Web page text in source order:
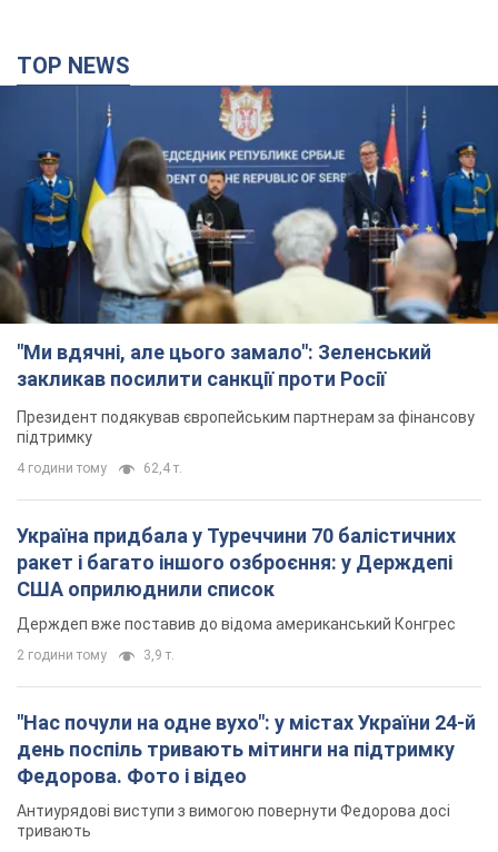
TOP NEWS
"Ми вдячні, але цього замало": Зеленський
закликав посилити санкції проти Росії
Президент подякував європейським партнерам за фінансову
підтримку
4 години тому 62,4 т.
Україна придбала у Туреччини 70 балістичних
ракет і багато іншого озброєння: у Держдепі
США оприлюднили список
Держдеп вже поставив до відома американський Конгрес
2 години тому 3,9 т.
"Нас почули на одне вухо": у містах України 24-й
день поспіль тривають мітинги на підтримку
Федорова. Фото і відео
Антиурядові виступи з вимогою повернути Федорова досі
тривають